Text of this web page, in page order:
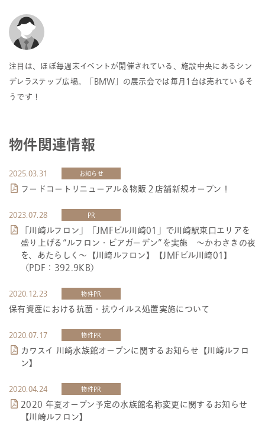
注目は、ほぼ毎週末イベントが開催されている、施設中央にあるシン
デレラステップ広場。「BMW」の展示会では毎月1台は売れているそ
うです！
物件関連情報
2025.03.31 お知らせ
フードコートリニューアル＆物販２店舗新規オープン！
2023.07.28 PR
「川崎ルフロン」「JMFビル川崎01」で川崎駅東口エリアを
盛り上げる“ルフロン・ビアガーデン”を実施 ～かわさきの夜
を、あたらしく～【川崎ルフロン】【JMFビル川崎01】
（PDF：392.9KB）
2020.12.23 物件PR
保有資産における抗菌・抗ウイルス処置実施について
2020.07.17 物件PR
カワスイ 川崎水族館オープンに関するお知らせ【川崎ルフロ
ン】
2020.04.24 物件PR
2020 年夏オープン予定の水族館名称変更に関するお知らせ
【川崎ルフロン】